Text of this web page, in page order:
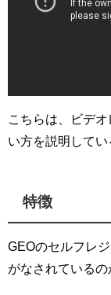
こちらは、ビデ
い方を説明してい
特徴
GEOのセルフレ
がなされているの